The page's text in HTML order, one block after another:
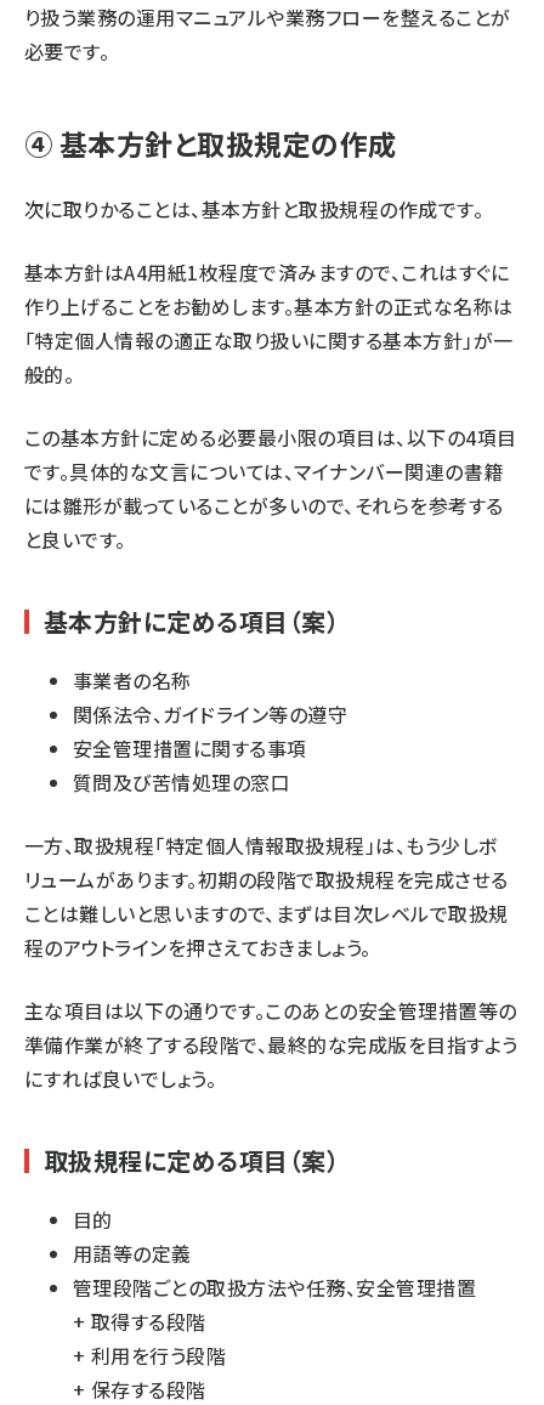
り扱う業務の運用マニュアルや業務フローを整えることが
必要です。
④ 基本方針と取扱規定の作成
次に取りかることは、基本方針と取扱規程の作成です。
基本方針はA4用紙1枚程度で済みますので、これはすぐに
作り上げることをお勧めします。基本方針の正式な名称は
「特定個人情報の適正な取り扱いに関する基本方針」が一
般的。
この基本方針に定める必要最小限の項目は、以下の4項目
です。具体的な文言については、マイナンバー関連の書籍
には雛形が載っていることが多いので、それらを参考する
と良いです。
基本方針に定める項目（案）
事業者の名称
関係法令、ガイドライン等の遵守
安全管理措置に関する事項
質問及び苦情処理の窓口
一方、取扱規程「特定個人情報取扱規程」は、もう少しボ
リュームがあります。初期の段階で取扱規程を完成させる
ことは難しいと思いますので、まずは目次レベルで取扱規
程のアウトラインを押さえておきましょう。
主な項目は以下の通りです。このあとの安全管理措置等の
準備作業が終了する段階で、最終的な完成版を目指すよう
にすれば良いでしょう。
取扱規程に定める項目（案）
目的
用語等の定義
管理段階ごとの取扱方法や任務、安全管理措置
+ 取得する段階
+ 利用を行う段階
+ 保存する段階